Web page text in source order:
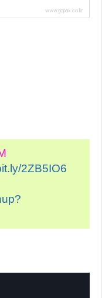
www.gopax.co.kr
2ZB5IO6